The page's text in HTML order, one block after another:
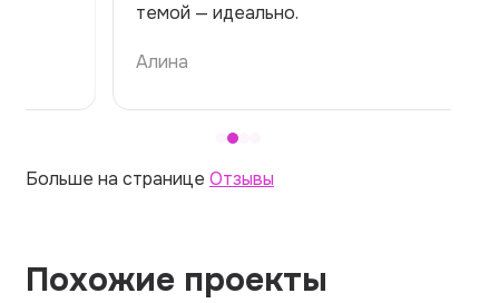
темой — идеально.
Больше на странице Отзывы
Похожие проекты